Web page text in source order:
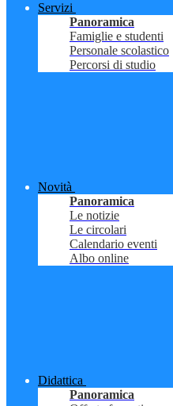
Servizi
Panoramica
Famiglie e studenti
Personale scolastico
Percorsi di studio
Novità
Panoramica
Le notizie
Le circolari
Calendario eventi
Albo online
Didattica
Panoramica